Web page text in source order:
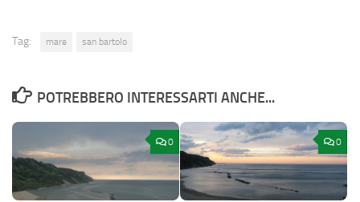
Tag: mare san bartolo
POTREBBERO INTERESSARTI ANCHE...
0 0